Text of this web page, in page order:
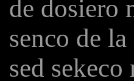
de dosiero
senco de
sed